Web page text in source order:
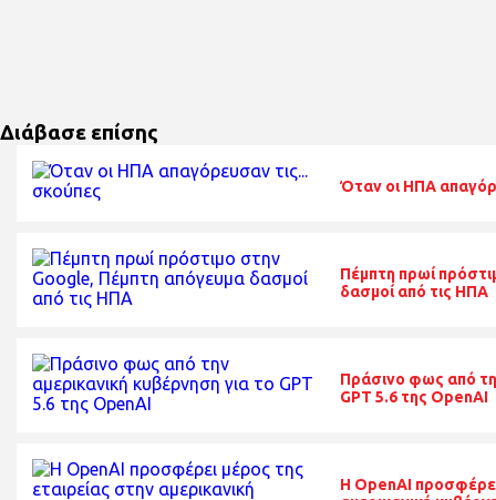
Διάβασε επίσης
Όταν οι ΗΠΑ
Πέμπτη πρωί
δασμοί από τις ΗΠΑ
Πράσινο φως από
GPT 5.6 της OpenAI
Η OpenAI